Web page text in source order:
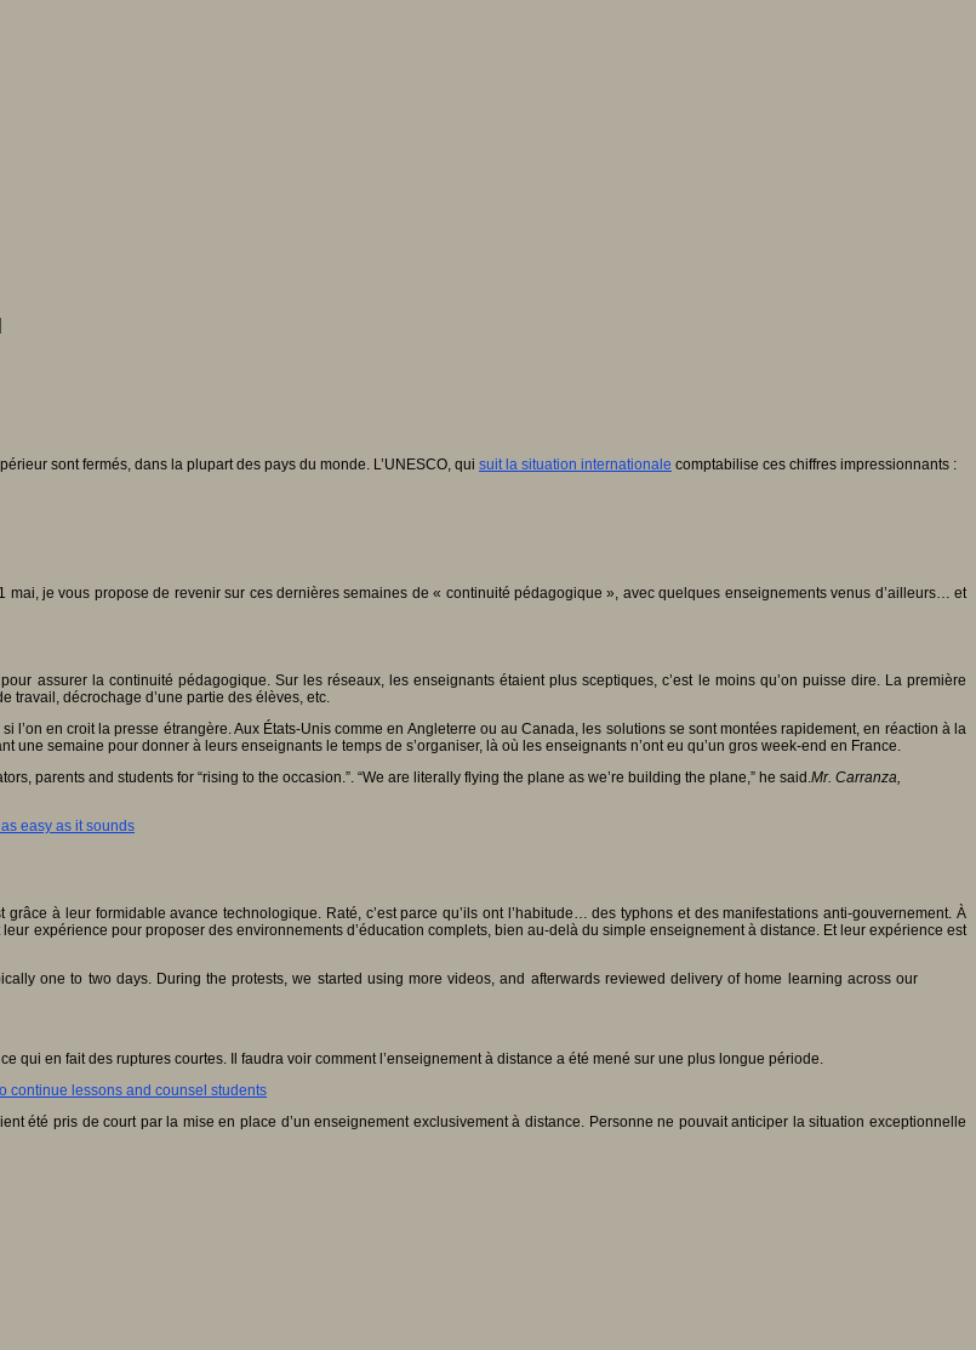
sont fermés, dans la plupart des pays du monde. L’UNESCO, qui suit la situation internationale comptabilise ces chiffres impressionnants :
je vous propose de revenir sur ces dernières semaines de « continuité pédagogique », avec quelques enseignements venus d’ailleurs… et
assurer la continuité pédagogique. Sur les réseaux, les enseignants étaient plus sceptiques, c’est le moins qu’on puisse dire. La première
travail, décrochage d’une partie des élèves, etc.
l’on en croit la presse étrangère. Aux États-Unis comme en Angleterre ou au Canada, les solutions se sont montées rapidement, en réaction à la
une semaine pour donner à leurs enseignants le temps de s’organiser, là où les enseignants n’ont eu qu’un gros week-end en France.
parents and students for “rising to the occasion.”. “We are literally flying the plane as we’re building the plane,” he said.Mr. Carranza,
easy as it sounds
à leur formidable avance technologique. Raté, c’est parce qu’ils ont l’habitude… des typhons et des manifestations anti-gouvernement. À
expérience pour proposer des environnements d’éducation complets, bien au-delà du simple enseignement à distance. Et leur expérience est
one to two days. During the protests, we started using more videos, and afterwards reviewed delivery of home learning across our
qui en fait des ruptures courtes. Il faudra voir comment l’enseignement à distance a été mené sur une plus longue période.
continue lessons and counsel students
été pris de court par la mise en place d’un enseignement exclusivement à distance. Personne ne pouvait anticiper la situation exceptionnelle